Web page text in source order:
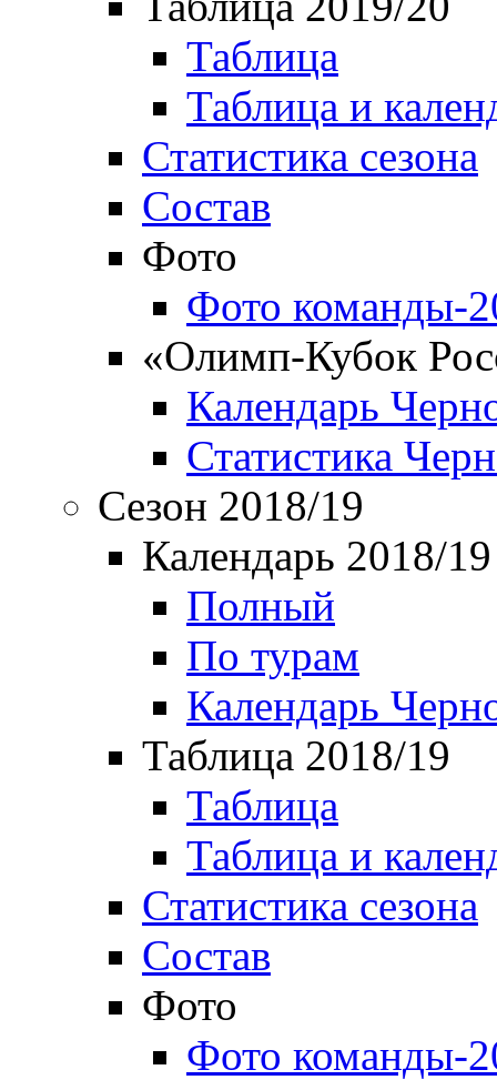
Таблица
Таблица и
Статистика сезона
Состав
Фото
Фото команды-
«Олимп-Кубок
Календарь
Статистика
Сезон 2018/19
Календарь 2018/19
Полный
По турам
Календарь
Таблица 2018/19
Таблица
Таблица и
Статистика сезона
Состав
Фото
Фото команды-